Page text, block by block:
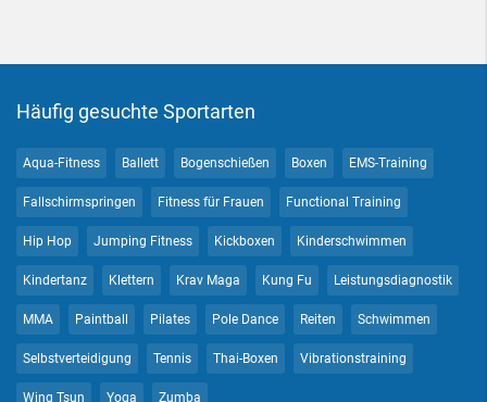
Häufig gesuchte Sportarten
Aqua-Fitness Ballett Bogenschießen Boxen EMS-Training
Fallschirmspringen Fitness für Frauen Functional Training
Hip Hop Jumping Fitness Kickboxen Kinderschwimmen
Kindertanz Klettern Krav Maga Kung Fu Leistungsdiagnostik
MMA Paintball Pilates Pole Dance Reiten Schwimmen
Selbstverteidigung Tennis Thai-Boxen Vibrationstraining
Wing Tsun Yoga Zumba